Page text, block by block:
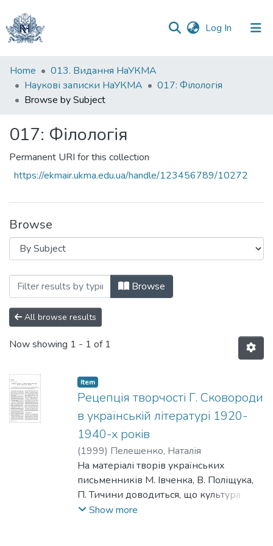
Log In (current)
Communities
&
Collections
Home
013. Видання НаУКМА
Наукові записки НаУКМА
017: Філологія
Browse by Subject
017: Філологія
Permanent URI for this collection
https://ekmair.ukma.edu.ua/handle/123456789/10272
Browse
Browsing 017: Філологія by Subject
Browse
All browse results
Now showing 1 - 1 of 1
Item
Рецепція творчості Г. Сковороди
в українській літературі 1920-
1940-х років
(1999) Пелешенко, Наталія
Ha матеріалі творів українських
письменників М. Івченка, В. Поліщука,
П. Тичини доводиться, що культура
українського бароко взагалі та постать її
Show more